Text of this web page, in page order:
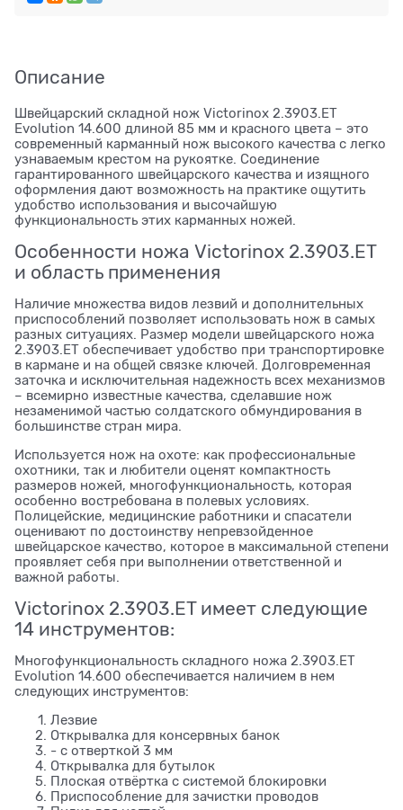
Описание
Швейцарский складной нож Victorinox 2.3903.ET
Evolution 14.600 длиной 85 мм и красного цвета – это
современный карманный нож высокого качества с легко
узнаваемым крестом на рукоятке. Соединение
гарантированного швейцарского качества и изящного
оформления дают возможность на практике ощутить
удобство использования и высочайшую
функциональность этих карманных ножей.
Особенности ножа Victorinox 2.3903.ET
и область применения
Наличие множества видов лезвий и дополнительных
приспособлений позволяет использовать нож в самых
разных ситуациях. Размер модели швейцарского ножа
2.3903.ET обеспечивает удобство при транспортировке
в кармане и на общей связке ключей. Долговременная
заточка и исключительная надежность всех механизмов
– всемирно известные качества, сделавшие нож
незаменимой частью солдатского обмундирования в
большинстве стран мира.
Используется нож на охоте: как профессиональные
охотники, так и любители оценят компактность
размеров ножей, многофункциональность, которая
особенно востребована в полевых условиях.
Полицейские, медицинские работники и спасатели
оценивают по достоинству непревзойденное
швейцарское качество, которое в максимальной степени
проявляет себя при выполнении ответственной и
важной работы.
Victorinox 2.3903.ET имеет следующие
14 инструментов:
Многофункциональность складного ножа 2.3903.ET
Evolution 14.600 обеспечивается наличием в нем
следующих инструментов:
Лезвие
Открывалка для консервных банок
- с отверткой 3 мм
Открывалка для бутылок
Плоская отвёртка с системой блокировки
Приспособление для зачистки проводов